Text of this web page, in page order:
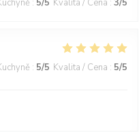
: 5/5 Kvalita / Cena : 3/5
: 5/5 Kvalita / Cena : 5/5